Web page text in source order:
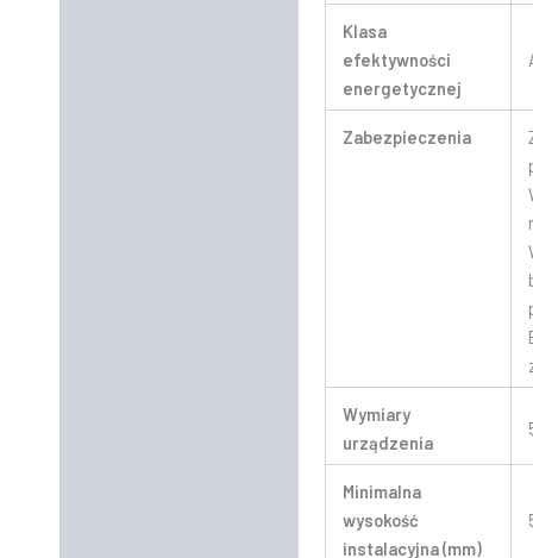
Klasa
efektywności
energetycznej
Zabezpieczenia
Wymiary
urządzenia
Minimalna
wysokość
instalacyjna (mm)